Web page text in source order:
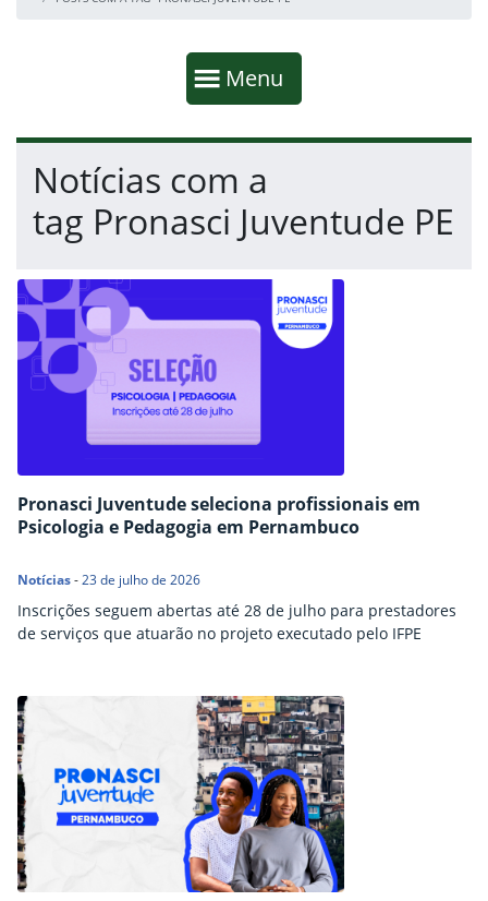
Mostrar
Menu
Fim da navegação
Início do conteúdo
Notícias com a
tag Pronasci Juventude PE
Pronasci Juventude seleciona profissionais em
Psicologia e Pedagogia em Pernambuco
Notícias-23 de julho de 2026
Inscrições seguem abertas até 28 de julho para prestadores
de serviços que atuarão no projeto executado pelo IFPE